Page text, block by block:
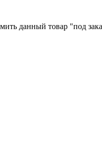
данный товар "под